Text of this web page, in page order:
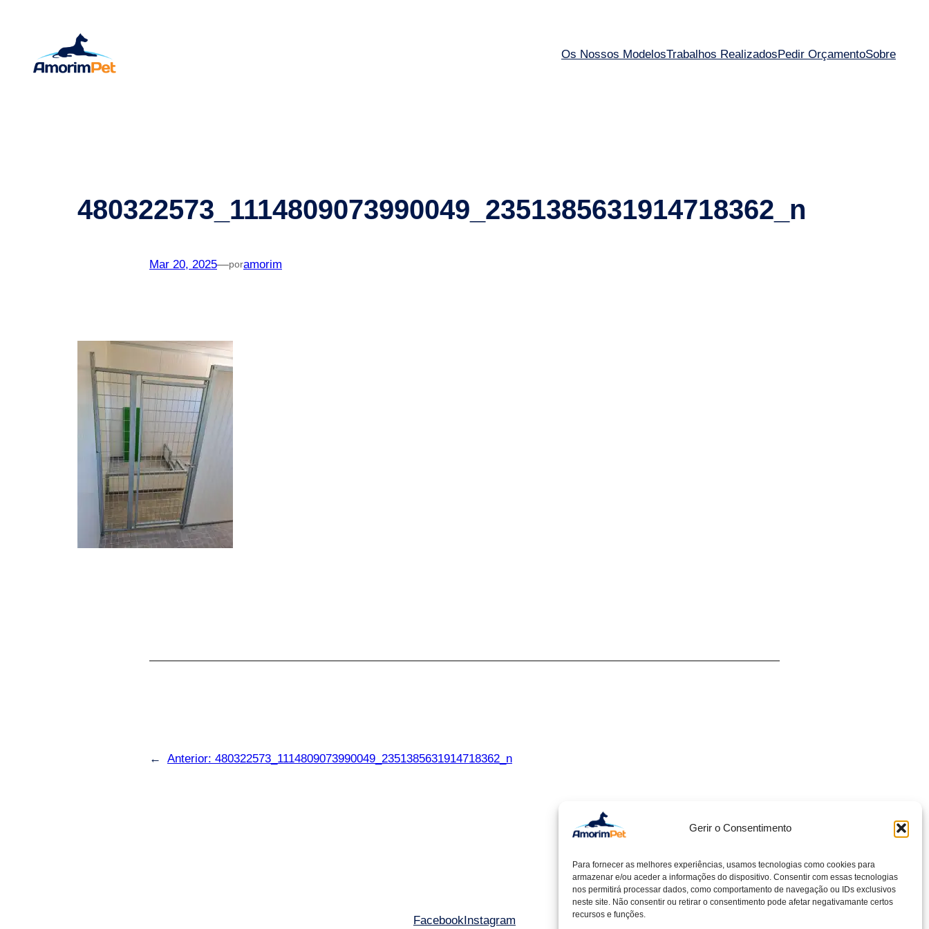
Gerir o Consentimento
Para fornecer as melhores experiências, usamos tecnologias como cookies para
armazenar e/ou aceder a informações do dispositivo. Consentir com essas tecnologias
nos permitirá processar dados, como comportamento de navegação ou IDs exclusivos
neste site. Não consentir ou retirar o consentimento pode afetar negativamante certos
recursos e funções.
conteúdo
Os Nossos ModelosTrabalhos RealizadosPedir OrçamentoSobre
480322573_1114809073990049_2351385631914718362_n
Mar 20, 2025—poramorim
← Anterior: 480322573_1114809073990049_2351385631914718362_n
FacebookInstagram